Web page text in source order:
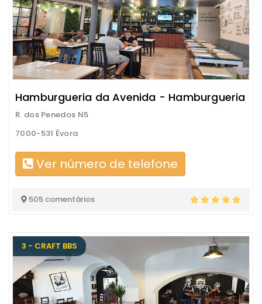
Hamburgueria da Avenida - Hamburgueria
R. dos Penedos N5
7000-531 Évora
Ver número de telefone
505 comentários
3 - CRAFT BBS